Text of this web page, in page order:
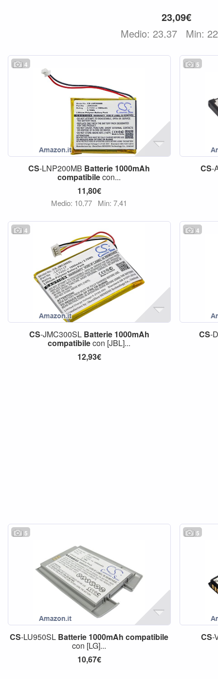
23,09€
Medio: 23,37
Min:
4
CS-LNP200MB Batterie 1000mAh
compatibilecon...
11,80€
Medio: 10,77 Min: 7,41
5
CS-
4
CS-JMC300SL Batterie 1000mAh
compatibilecon [JBL]...
12,93€
4
CS-
5
CS-LU950SL Batterie 1000mAh compatibile
con [LG]...
10,67€
5
CS-